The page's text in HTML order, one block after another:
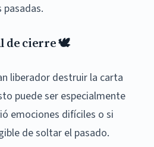
de cierre 🕊️
liberador destruir la carta
puede ser especialmente
emociones difíciles o si
de soltar el pasado.